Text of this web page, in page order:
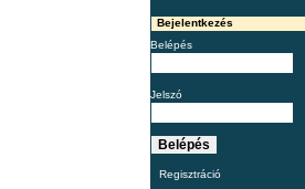
Bejelentkezés
Belépés
Jelszó
Regisztráció